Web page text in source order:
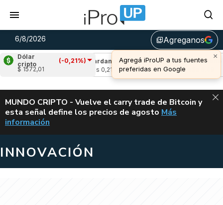
6/8/2026 library_addAgreganos
×
Agregá iProUP a tus fuentes
preferidas en Google
Dólar
cripto
(-0,21%)
$ 1572,01
(-1,94%)
Cardano (8,61%)
u$s 0,21
Avalanche
u$s 6,49
ALERTA
MUNDO CRIPTO - Vuelve el carry trade de Bitcoin y
esta señal define los precios de agosto VUELVE EL
Más
información
INNOVACIÓN